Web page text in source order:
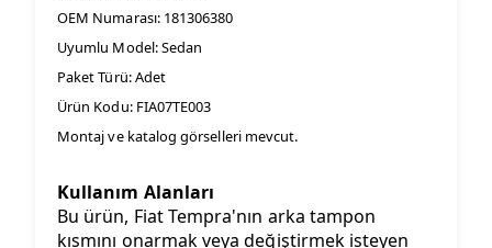
OEM Numarası: 181306380
Uyumlu Model: Sedan
Paket Türü: Adet
Ürün Kodu: FIA07TE003
Montaj ve katalog görselleri mevcut.
Kullanım Alanları
Bu ürün, Fiat Tempra'nın arka tampon
kısmını onarmak veya değiştirmek isteyen